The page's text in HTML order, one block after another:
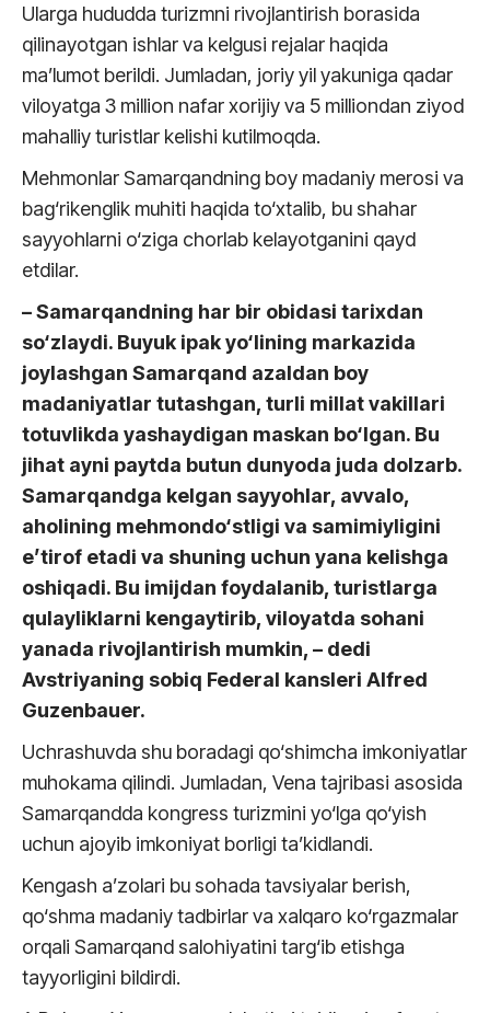
Ularga hududda turizmni rivojlantirish borasida
qilinayotgan ishlar va kelgusi rejalar haqida
ma’lumot berildi. Jumladan, joriy yil yakuniga qadar
viloyatga 3 million nafar xorijiy va 5 milliondan ziyod
mahalliy turistlar kelishi kutilmoqda.
Mehmonlar Samarqandning boy madaniy merosi va
bag‘rikenglik muhiti haqida to‘xtalib, bu shahar
sayyohlarni o‘ziga chorlab kelayotganini qayd
etdilar.
– Samarqandning har bir obidasi tarixdan
so‘zlaydi. Buyuk ipak yo‘lining markazida
joylashgan Samarqand azaldan boy
madaniyatlar tutashgan, turli millat vakillari
totuvlikda yashaydigan maskan bo‘lgan. Bu
jihat ayni paytda butun dunyoda juda dolzarb.
Samarqandga kelgan sayyohlar, avvalo,
aholining mehmondo‘stligi va samimiyligini
e’tirof etadi va shuning uchun yana kelishga
oshiqadi. Bu imijdan foydalanib, turistlarga
qulayliklarni kengaytirib, viloyatda sohani
yanada rivojlantirish mumkin, – dedi
Avstriyaning sobiq Federal kansleri Alfred
Guzenbauer.
Uchrashuvda shu boradagi qo‘shimcha imkoniyatlar
muhokama qilindi. Jumladan, Vena tajribasi asosida
Samarqandda kongress turizmini yo‘lga qo‘yish
uchun ajoyib imkoniyat borligi ta’kidlandi.
Kengash a’zolari bu sohada tavsiyalar berish,
qo‘shma madaniy tadbirlar va xalqaro ko‘rgazmalar
orqali Samarqand salohiyatini targ‘ib etishga
tayyorligini bildirdi.